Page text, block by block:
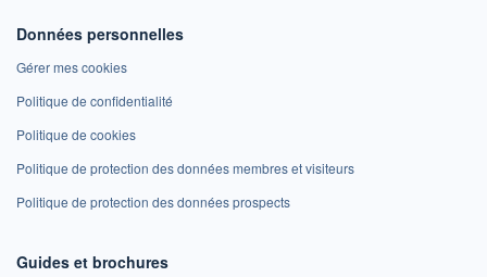
Données personnelles
Gérer mes cookies
Politique de confidentialité
Politique de cookies
Politique de protection des données membres et visiteurs
Politique de protection des données prospects
Guides et brochures